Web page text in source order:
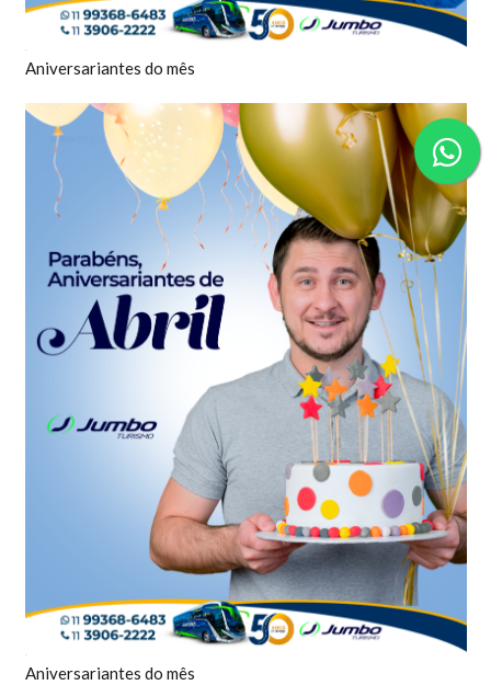
Aniversariantes do mês
Aniversariantes do mês